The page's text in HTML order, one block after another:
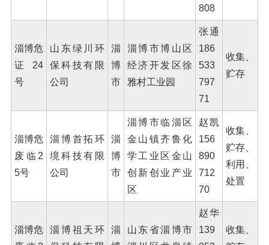
808
淄博危
证24
号
山东绿川环
保科技有限
公司
淄
博
市
淄博市博山区
经济开发区徐
雅村工业园
张通
186
533
797
71
收集、
贮存
淄博危
废临2
5号
淄博首拓环
境科技有限
公司
淄
博
市
淄博市临淄区
金山镇齐鲁化
学工业区金山
创新创业产业
区
赵凯
156
890
712
70
收集、
贮存、
利用、
处置
淄博危
淄博祖天环
淄
山东省淄博市
赵华
139
收集、